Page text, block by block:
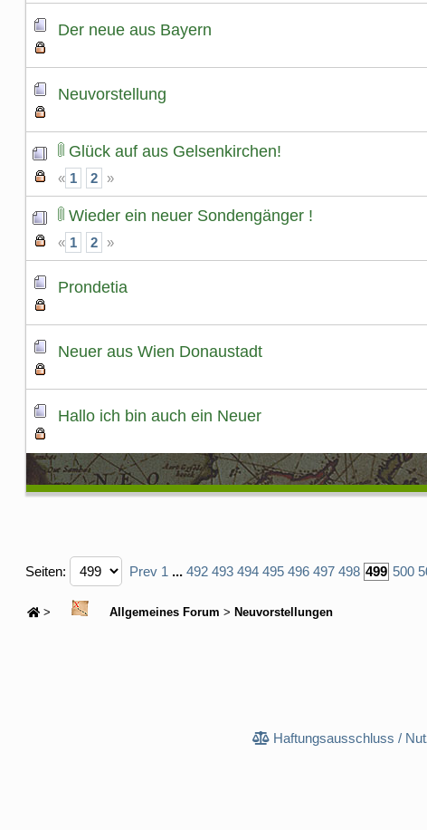
Der neue aus Bayern
Neuvorstellung
Glück auf aus Gelsenkirchen!
« 1 2 »
Wieder ein neuer Sondengänger !
« 1 2 »
Prondetia
Neuer aus Wien Donaustadt
Hallo ich bin auch ein Neuer
Seiten: Prev 1 ... 492 493 494 495 496 497 498 499 500
> Allgemeines Forum > Neuvorstellungen
Haftungsausschluss /